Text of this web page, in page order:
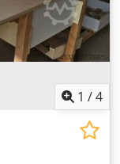
1 /4